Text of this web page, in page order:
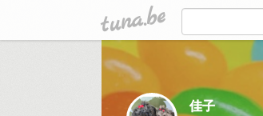
tuna.be
佳子